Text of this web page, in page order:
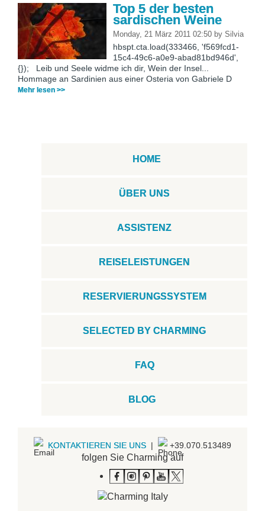
Top 5 der besten
sardischen Weine
Monday, 21 März 2011 02:50 by Silvia
hbspt.cta.load(333466, 'f569fcd1-
15c4-49c6-a0e9-abad81bd946d',
{}); Leib und Seele widme ich dir, Wein der Insel...
Hommage an Sardinien aus einer Osteria von Gabriele D
Mehr lesen >>
HOME
ÜBER UNS
ASSISTENZ
REISELEISTUNGEN
RESERVIERUNGSSYSTEM
SELECTED BY CHARMING
FAQ
BLOG
KONTAKTIEREN SIE UNS | +39.070.513489
folgen Sie Charming auf